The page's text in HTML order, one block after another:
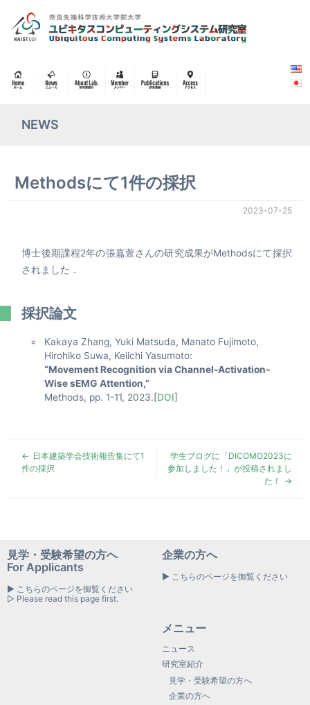
NEWS
Methodsにて1件の採択
2023-07-25
博士後期課程2年の張嘉萱さんの研究成果がMethodsにて採択
されました．
採択論文
Kakaya Zhang, Yuki Matsuda, Manato Fujimoto,
Hirohiko Suwa, Keiichi Yasumoto:
“Movement Recognition via Channel-Activation-
Wise sEMG Attention,”
Methods, pp. 1-11, 2023.[DOI]
日本建築学会技術報告集にて1
件の採択
学生ブログに「DICOMO2023に
参加しました！」が投稿されまし
た！
見学・受験希望の方へ
For Applicants
▶ こちらのページを御覧ください
▷ Please read this page first.
企業の方へ
▶ こちらのページを御覧ください
メニュー
ニュース
研究室紹介
見学・受験希望の方へ
企業の方へ